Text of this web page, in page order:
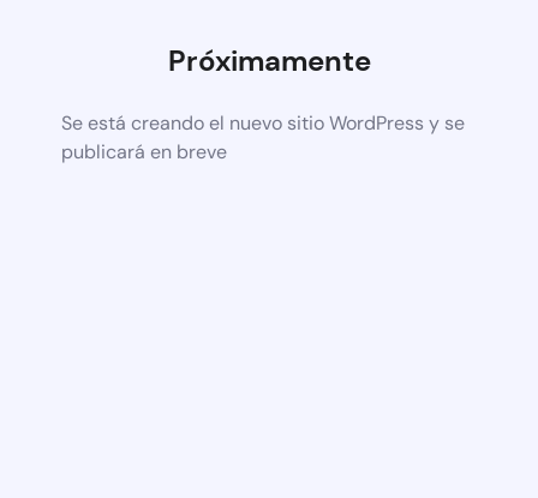
Próximamente
Se está creando el nuevo sitio WordPress y se
publicará en breve